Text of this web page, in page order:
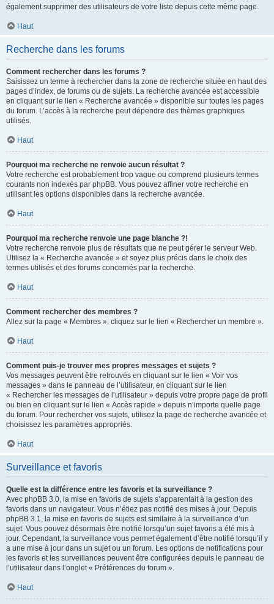
également supprimer des utilisateurs de votre liste depuis cette même page.
Haut
Recherche dans les forums
Comment rechercher dans les forums ?
Saisissez un terme à rechercher dans la zone de recherche située en haut des
pages d’index, de forums ou de sujets. La recherche avancée est accessible
en cliquant sur le lien « Recherche avancée » disponible sur toutes les pages
du forum. L’accès à la recherche peut dépendre des thèmes graphiques
utilisés.
Haut
Pourquoi ma recherche ne renvoie aucun résultat ?
Votre recherche est probablement trop vague ou comprend plusieurs termes
courants non indexés par phpBB. Vous pouvez affiner votre recherche en
utilisant les options disponibles dans la recherche avancée.
Haut
Pourquoi ma recherche renvoie une page blanche ?!
Votre recherche renvoie plus de résultats que ne peut gérer le serveur Web.
Utilisez la « Recherche avancée » et soyez plus précis dans le choix des
termes utilisés et des forums concernés par la recherche.
Haut
Comment rechercher des membres ?
Allez sur la page « Membres », cliquez sur le lien « Rechercher un membre ».
Haut
Comment puis-je trouver mes propres messages et sujets ?
Vos messages peuvent être retrouvés en cliquant sur le lien « Voir vos
messages » dans le panneau de l’utilisateur, en cliquant sur le lien
« Rechercher les messages de l’utilisateur » depuis votre propre page de profil
ou bien en cliquant sur le lien « Accès rapide » depuis n’importe quelle page
du forum. Pour rechercher vos sujets, utilisez la page de recherche avancée et
choisissez les paramètres appropriés.
Haut
Surveillance et favoris
Quelle est la différence entre les favoris et la surveillance ?
Avec phpBB 3.0, la mise en favoris de sujets s’apparentait à la gestion des
favoris dans un navigateur. Vous n’étiez pas notifié des mises à jour. Depuis
phpBB 3.1, la mise en favoris de sujets est similaire à la surveillance d’un
sujet. Vous pouvez désormais être notifié lorsqu’un sujet favoris a été mis à
jour. Cependant, la surveillance vous permet également d’être notifié lorsqu’il y
a une mise à jour dans un sujet ou un forum. Les options de notifications pour
les favoris et les surveillances peuvent être configurées depuis le panneau de
l’utilisateur dans l’onglet « Préférences du forum ».
Haut